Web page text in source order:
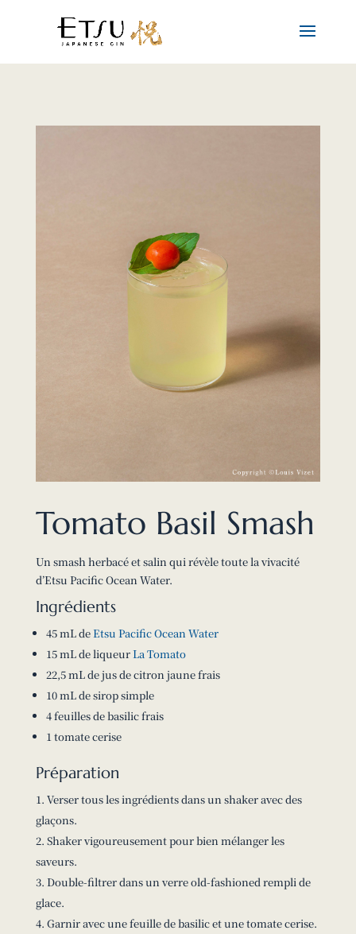
Tomato Basil Smash
Un smash herbacé et salin qui révèle toute la vivacité
d’Etsu Pacific Ocean Water.
Ingrédients
45 mL deEtsu Pacific Ocean Water
15 mL de liqueurLa Tomato
22,5 mL de jus de citron jaune frais
10 mL de sirop simple
4 feuilles de basilic frais
1 tomate cerise
Préparation
Verser tous les ingrédients dans un shaker avec des
glaçons.
Shaker vigoureusement pour bien mélanger les
saveurs.
Double-filtrer dans un verre old-fashioned rempli de
glace.
Garnir avec une feuille de basilic et une tomate cerise.